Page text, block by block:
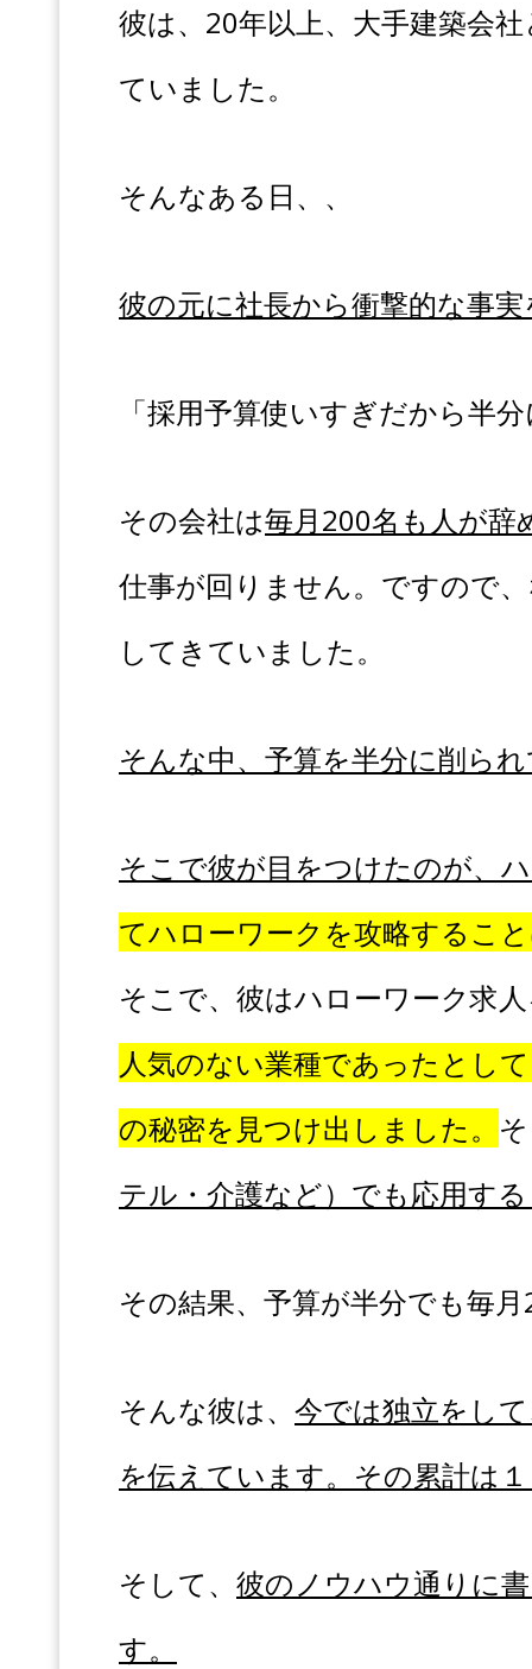
彼は、20年以上、大手建築会
ていました。
そんなある日、、
彼の元に社長から衝撃的な事
「採用予算使いすぎだから半
その会社は毎月200名も人が辞
仕事が回りません。ですので
してきていました。
そんな中、予算を半分に削ら
そこで彼が目をつけたのが、
てハローワークを攻略するこ
そこで、彼はハローワーク求
人気のない業種であったとし
の秘密を見つけ出しました。
テル・介護など）でも応用す
その結果、予算が半分でも毎
そんな彼は、 今では独立をし
を伝えています。その累計は
そして、 彼のノウハウ通りに
す。